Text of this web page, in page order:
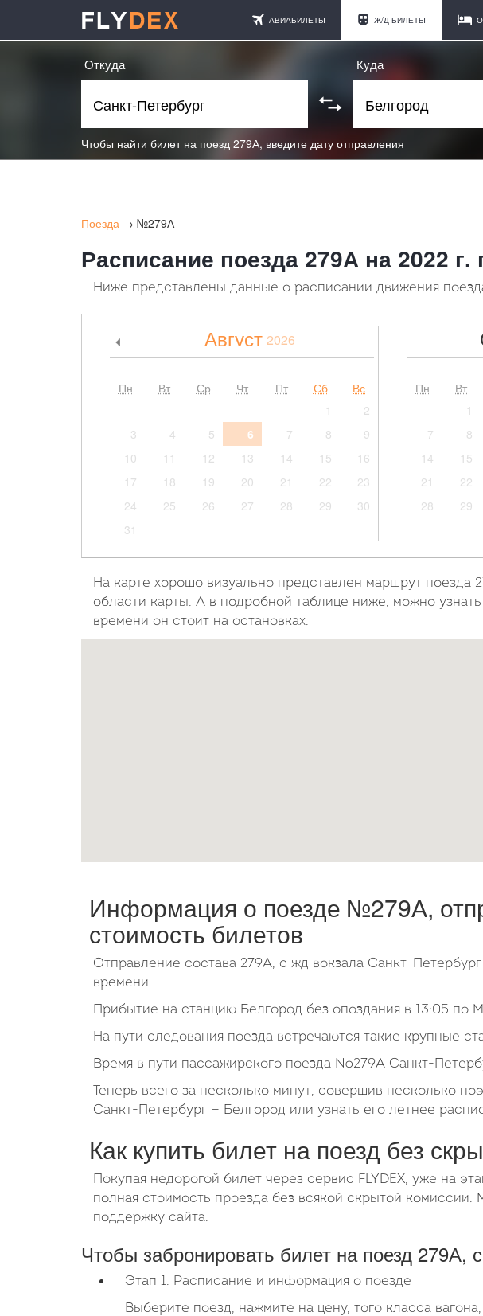
АВИАБИЛЕТЫ Ж/Д БИЛЕТЫ
Откуда Куда
Чтобы найти билет на поезд 279А, введите дату отправления
Поезда → №279А
Расписание поезда 279А на 2022
Ниже представлены данные о расписании движения
Август 2026
Пн Вт Ср Чт Пт Сб
Вс
1
2
3
4 5 6 7 8
9
10
11 12 13 14 15
16
17
18 19 20 21 22
23
24
25 26 27 28 29
30
31
Пн Вт
1
7
8
14
15
21
22
28
29
На карте хорошо визуально представлен маршрут
области карты. А в подробной таблице ниже, можно
времени он стоит на остановках.
Информация о поезде №279А,
стоимость билетов
Отправление состава 279А, с жд вокзала Санкт-
времени.
Прибытие на станцию Белгород без опоздания в 13:05 по
На пути следования поезда встречаются такие крупные
Время в пути пассажирского поезда №279А Санкт-
Теперь всего за несколько минут, совершив несколько
Санкт-Петербург — Белгород или узнать его летнее
Как купить билет на поезд без
Покупая недорогой билет через сервис FLYDEX, уже на
полная стоимость проезда без всякой скрытой
поддержку сайта.
Чтобы забронировать билет на поезд 279А,
Этап 1. Расписание и информация о поезде
Выберите поезд, нажмите на цену, того класса